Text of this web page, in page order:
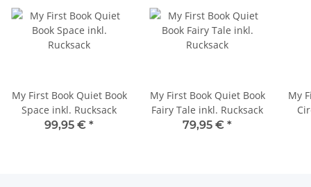
My First Book Quiet Book
Space inkl. Rucksack
99,95 € *
My First Book Quiet Book
Fairy Tale inkl. Rucksack
79,95 € *
My